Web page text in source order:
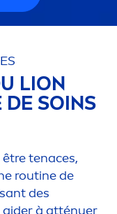
LION
DE SOINS
tenaces,
routine de
des
à atténuer